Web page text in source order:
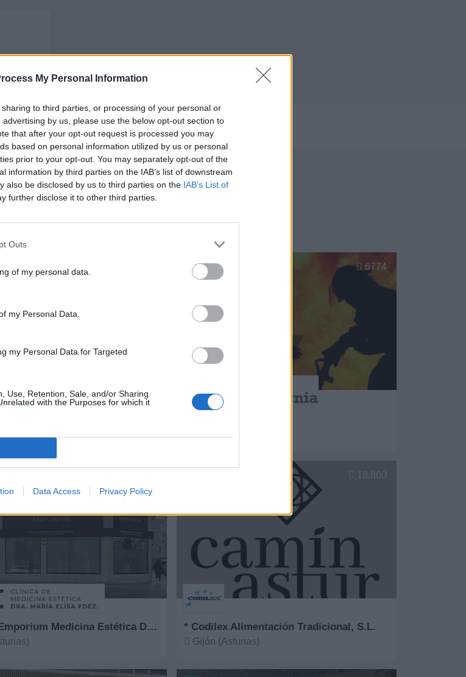
My Personal Information
to third parties, or processing of your personal or
by us, please use the below opt-out section to
that after your opt-out request is processed you may
based on personal information utilized by us or personal
prior to your opt-out. You may separately opt-out of the
information by third parties on the IAB’s list of downstream
also be disclosed by us to third parties on the IAB’s List of
further disclose it to other third parties.
Outs
of my personal data.
my Personal Data.
my Personal Data for Targeted
Use, Retention, Sale, and/or Sharing
with the Purposes for which it
Data Access Privacy Policy
01/2001| Última actualización:25/10/2023
en Gijón
6774
* Clínica Emporium Medicina Estética Dra. María Elisa Fernández * Codilex Alimentación Tradicional, S.L.
Gijón (Asturias)